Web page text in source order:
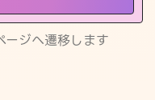
ジへ遷移します